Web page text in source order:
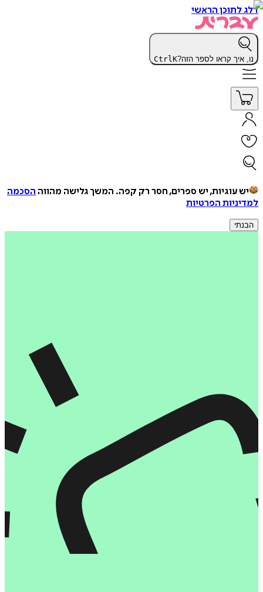
דלג לתוכן הראשי
נו, איך קראו לספר הזה? CtrlK
יש עוגיות, יש ספרים, חסר רק קפה. המשך גלישה מהווה הסכמה
למדיניות הפרטיות
הבנתי